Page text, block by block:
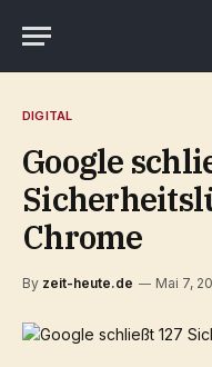
DIGITAL
Google
Chrome
By zeit-heute.de Mai 7,